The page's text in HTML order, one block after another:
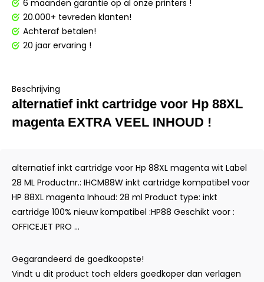
6 maanden garantie op al onze printers !
20.000+ tevreden klanten!
Achteraf betalen!
20 jaar ervaring !
Beschrijving
alternatief inkt cartridge voor Hp 88XL
magenta EXTRA VEEL INHOUD !
alternatief inkt cartridge voor Hp 88XL magenta wit Label
28 ML Productnr.: IHCM88W inkt cartridge kompatibel voor
HP 88XL magenta Inhoud: 28 ml Product type: inkt
cartridge 100% nieuw kompatibel :HP88 Geschikt voor :
OFFICEJET PRO ...
Gegarandeerd de goedkoopste!
Vindt u dit product toch elders goedkoper dan verlagen